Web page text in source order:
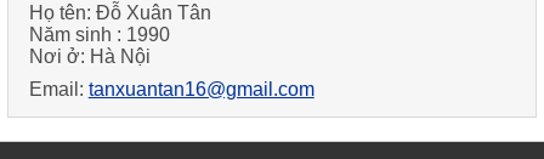
Họ tên: Đỗ Xuân Tân
Năm sinh : 1990
Nơi ở: Hà Nội
Email: tanxuantan16@gmail.com